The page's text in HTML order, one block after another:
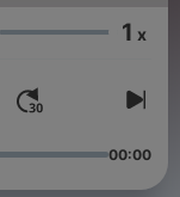
1 x
00:00